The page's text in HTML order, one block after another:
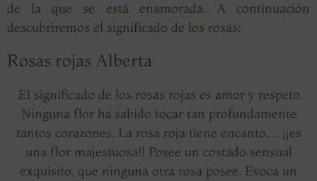
de la que se está enamorada. A continuación
descubriremos el significado de los rosas:
Rosas rojas Alberta
El significado de los rosas rojas es amor y respeto.
Ninguna flor ha sabido tocar tan profundamente
tantos corazones. La rosa roja tiene encanto… ¡¡es
una flor majestuosa!! Posee un costado sensual
exquisito, que ninguna otra rosa posee. Evoca un